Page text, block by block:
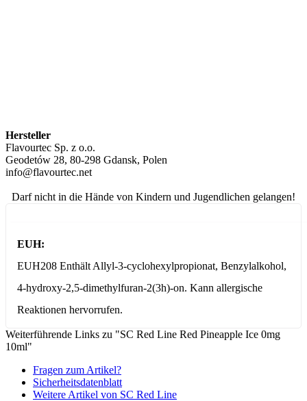
Hersteller
Flavourtec Sp. z o.o.
Geodetów 28, 80-298 Gdansk, Polen
info@flavourtec.net
Darf nicht in die Hände von Kindern und Jugendlichen gelangen!
EUH:
EUH208 Enthält Allyl-3-cyclohexylpropionat, Benzylalkohol,
4-hydroxy-2,5-dimethylfuran-2(3h)-on. Kann allergische
Reaktionen hervorrufen.
Weiterführende Links zu "SC Red Line Red Pineapple Ice 0mg
10ml"
Fragen zum Artikel?
Sicherheitsdatenblatt
Weitere Artikel von SC Red Line